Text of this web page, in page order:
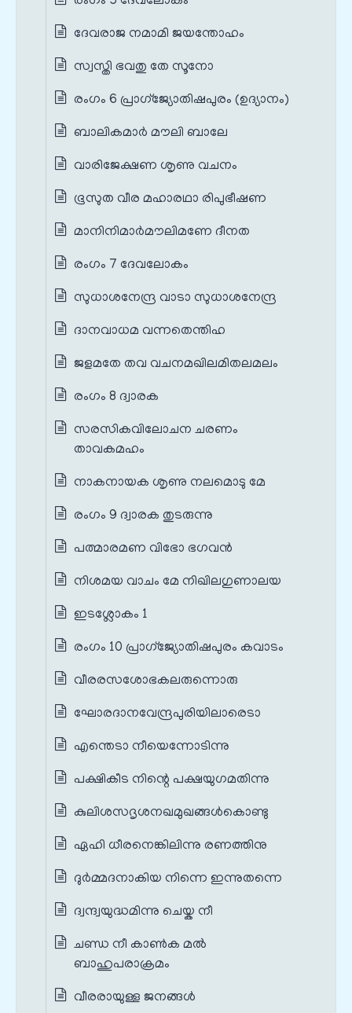
ദേവരാജ നമാമി ജയന്തോഹം
സ്വസ്തി ഭവതു തേ സൂനോ
രംഗം 6 പ്രാഗ്ജ്യോതിഷപുരം (ഉദ്യാനം)
ബാലികമാർ മൗലി ബാലേ
വാരിജേക്ഷണ ശൃണു വചനം
ഭൂസുത വീര മഹാരഥാ രിപുഭീഷണ
മാനിനിമാർമൗലിമണേ ദീനത
രംഗം 7 ദേവലോകം
സുധാശനേന്ദ്ര വാടാ സുധാശനേന്ദ്ര
ദാനവാധമ വന്നതെന്തിഹ
ജളമതേ തവ വചനമഖിലമിതലമലം
രംഗം 8 ദ്വാരക
സരസികവിലോചന ചരണം
താവകമഹം
നാകനായക ശൃണു നലമൊടു മേ
രംഗം 9 ദ്വാരക തുടരുന്നു
പത്മാരമണ വിഭോ ഭഗവൻ
നിശമയ വാചം മേ നിഖിലഗുണാലയ
ഇടശ്ലോകം 1
രംഗം 10 പ്രാഗ്ജ്യോതിഷപുരം കവാടം
വീരരസശോഭകലരുന്നൊരു
ഘോരദാനവേന്ദ്രപുരിയിലാരെടാ
എന്തെടാ നീയെന്നോടിന്നു
പക്ഷികീട നിന്റെ പക്ഷയുഗമതിന്നു
കുലിശസദൃശനഖമുഖങ്ങൾകൊണ്ടു
ഏഹി ധീരനെങ്കിലിന്നു രണത്തിനു
ദുർമ്മദനാകിയ നിന്നെ ഇന്നുതന്നെ
ദ്വന്ദ്വയുദ്ധമിന്നു ചെയ്ക നീ
ചണ്ഡ നീ കാൺക മൽ
ബാഹുപരാക്രമം
വീരരായുള്ള ജനങ്ങൾ